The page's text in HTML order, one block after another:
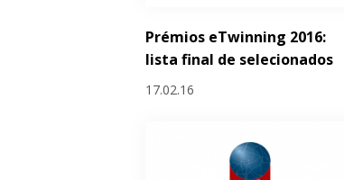
Prémios eTwinning 2016:
lista final de selecionados
17.02.16